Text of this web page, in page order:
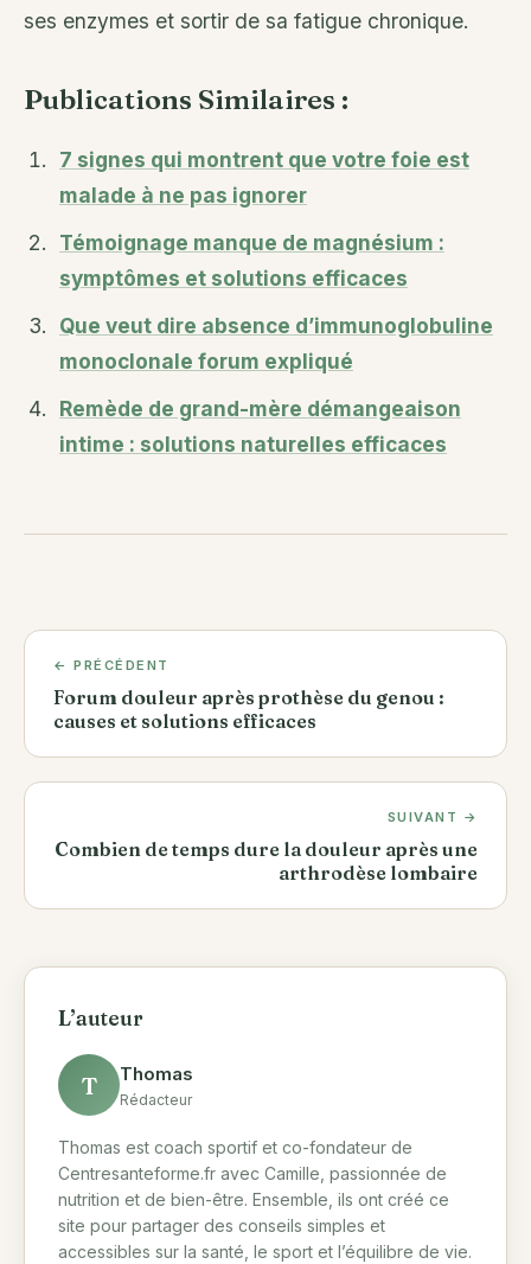
ses enzymes et sortir de sa fatigue chronique.
Publications Similaires :
7 signes qui montrent que votre foie est
malade à ne pas ignorer
Témoignage manque de magnésium :
symptômes et solutions efficaces
Que veut dire absence d’immunoglobuline
monoclonale forum expliqué
Remède de grand-mère démangeaison
intime : solutions naturelles efficaces
← PRÉCÉDENT
Forum douleur après prothèse du genou :
causes et solutions efficaces
SUIVANT →
Combien de temps dure la douleur après une
arthrodèse lombaire
L’auteur
T Thomas
Rédacteur
Thomas est coach sportif et co-fondateur de
Centresanteforme.fr avec Camille, passionnée de
nutrition et de bien-être. Ensemble, ils ont créé ce
site pour partager des conseils simples et
accessibles sur la santé, le sport et l’équilibre de vie.